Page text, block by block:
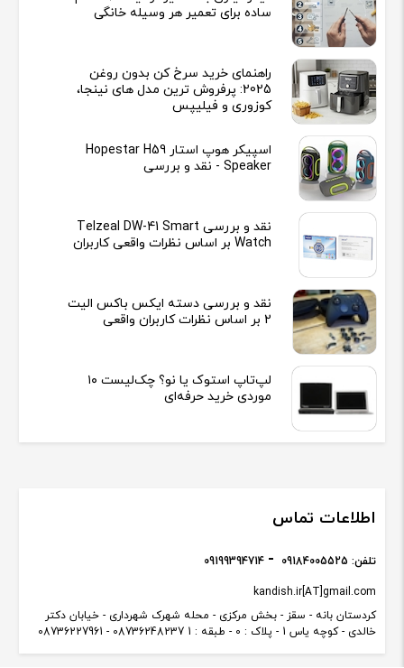
ساده برای تعمیر هر وسیله خانگی
راهنمای خرید سرخ کن بدون روغن
2025: پرفروش ترین مدل های نینجا،
کوزوری و فیلیپس
اسپیکر هوپ استار Hopestar H59
Speaker - نقد و بررسی
نقد و بررسی Telzeal DW-41 Smart
Watch بر اساس نظرات واقعی کاربران
نقد و بررسی دسته ایکس باکس الیت
2 بر اساس نظرات کاربران واقعی
لپ‌تاپ استوک یا نو؟ چک‌لیست ۱۰
موردی خرید حرفه‌ای
اطلاعات تماس
کردستان بانه - سقز - بخش مرکزی - محله شهرک شهرداری - خیابان دکتر
خالدی - کوچه یاس 1 - پلاک : 0 - طبقه : 1 08736248237 - 08736227961
kandish.ir[AT]gmail.com
تلفن: 09184005525
09199394714